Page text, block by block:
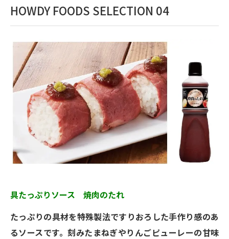
HOWDY FOODS SELECTION 04
具たっぷりソース 焼肉のたれ
たっぷりの具材を特殊製法ですりおろした手作り感のあ
るソースです。刻みたまねぎやりんごピューレーの甘味